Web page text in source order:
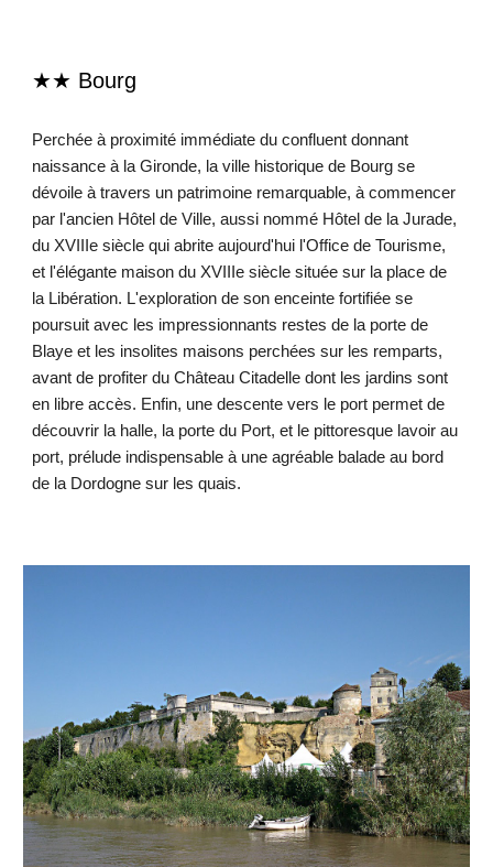
★★ Bourg
Perchée à proximité immédiate du confluent donnant
naissance à la Gironde, la ville historique de Bourg se
dévoile à travers un patrimoine remarquable, à commencer
par l'ancien Hôtel de Ville, aussi nommé Hôtel de la Jurade,
du XVIIIe siècle qui abrite aujourd'hui l'Office de Tourisme,
et l'élégante maison du XVIIIe siècle située sur la place de
la Libération. L'exploration de son enceinte fortifiée se
poursuit avec les impressionnants restes de la porte de
Blaye et les insolites maisons perchées sur les remparts,
avant de profiter du Château Citadelle dont les jardins sont
en libre accès. Enfin, une descente vers le port permet de
découvrir la halle, la porte du Port, et le pittoresque lavoir au
port, prélude indispensable à une agréable balade au bord
de la Dordogne sur les quais.